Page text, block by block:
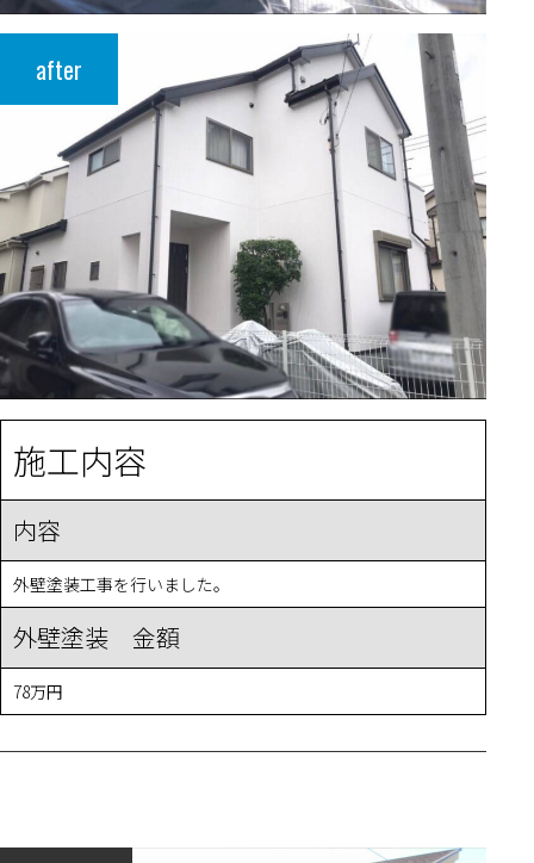
after
施工内容
内容
外壁塗装工事を行いました。
外壁塗装 金額
78万円